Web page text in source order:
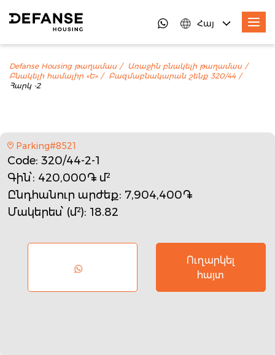
Հայ
Defanse Housing թաղամաս
Առաջին բնակելի թաղամաս
Բնակելի համալիր «Ե»
Բազմաբնակարան շենք 320/44
Հարկ -2
Parking#8521
Code: 320/44-2-1
Գին՝: 420,000֏ մ²
Ընդհանուր արժեք: 7,904,400֏
Մակերես՝ (մ²): 18.82
Ուղարկել
հայտ